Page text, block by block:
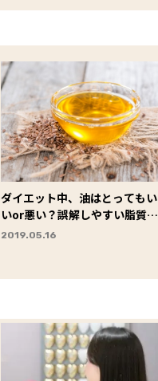
ダイエット中、油はとってもい
いor悪い？誤解しやすい脂質の
役わり
2019.05.16